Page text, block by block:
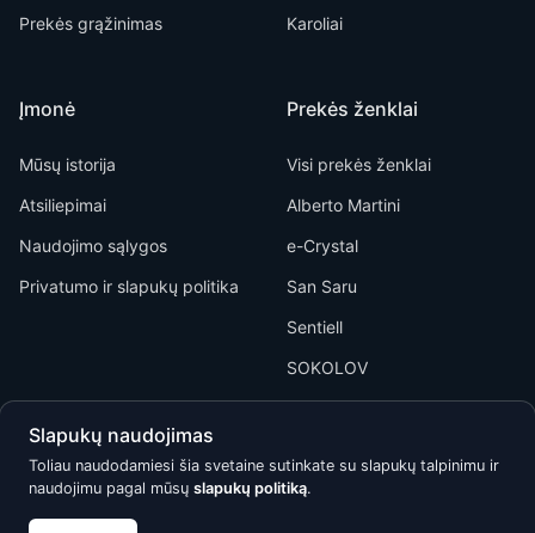
Prekės grąžinimas
Įmonė
Mūsų istorija
Atsiliepimai
Naudojimo sąlygos
Privatumo ir slapukų politika
Karoliai
Prekės ženklai
Visi prekės ženklai
Alberto Martini
e-Crystal
San Saru
Sentiell
SOKOLOV
Kõik õigused kaitstud © 2026 Calypso
Slapukų naudojimas
Toliau naudodamiesi šia svetaine sutinkate su slapukų talpinimu ir
naudojimu pagal mūsų slapukų politiką.